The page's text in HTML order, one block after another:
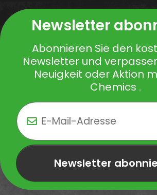
Newsletter
Abonnieren Sie den
Newsletter und
Neuigkeit oder Aktion
Chemics .
Newsletter
Newsletter Newsletter abonnieren